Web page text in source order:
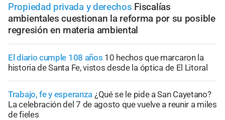
Propiedad privada y derechos Fiscalías
ambientales cuestionan la reforma por su posible
regresión en materia ambiental
El diario cumple 108 años 10 hechos que marcaron la
historia de Santa Fe, vistos desde la óptica de El Litoral
Trabajo, fe y esperanza ¿Qué se le pide a San Cayetano?
La celebración del 7 de agosto que vuelve a reunir a miles
de fieles